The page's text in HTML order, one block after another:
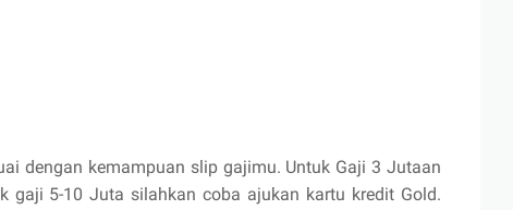
dengan kemampuan slip gajimu. Untuk Gaji 3 Jutaan
gaji 5-10 Juta silahkan coba ajukan kartu kredit Gold.